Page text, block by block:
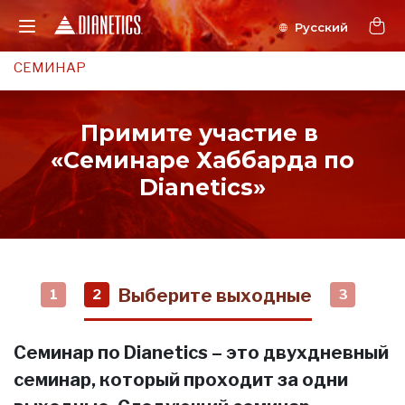
СЕМИНАР
Примите участие в
«Семинаре Хаббарда по
Dianetics»
1 2 Выберите выходные 3
Семинар по Dianetics – это двухдневный
семинар, который проходит за одни